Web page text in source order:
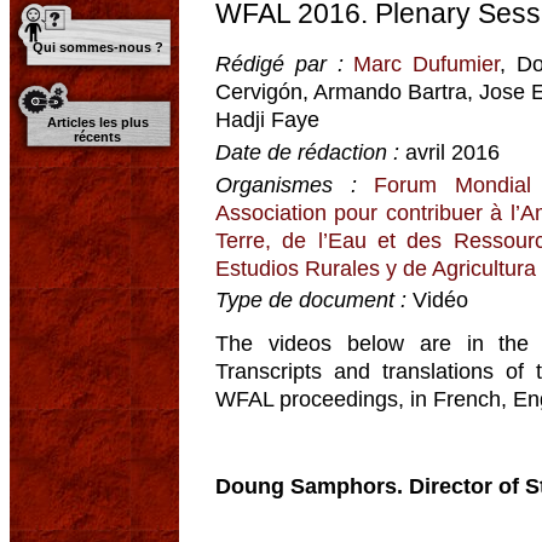
Qui sommes-nous ?
Articles les plus
récents
WFAL 2016. Plenary
Rédigé par : Marc Dufumier,
Cervigón, Armando Bartra, Jose
Hadji Faye
Date de rédaction : avril 2016
Organismes :
Forum
Association pour contribuer à
Terre, de l’Eau et des
Estudios Rurales y de
Type de document : Vidéo
The videos below are in the
Transcripts and translations
WFAL proceedings, in French,
Doung Samphors. Director of